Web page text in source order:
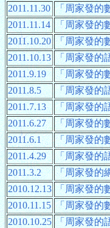
2011.11.30 「周家發的
2011.11.14 「周家發的
2011.10.20 「周家發的
2011.10.13 「周家發的
2011.9.19
「周家發的
2011.8.5
「周家發的
2011.7.13
「周家發的
2011.6.27
「周家發的
2011.6.1
「周家發的
2011.4.29
「周家發的
2011.3.2
「周家發的
2010.12.13 「周家發的
2010.11.15 「周家發的
2010.10.25 「周家發的